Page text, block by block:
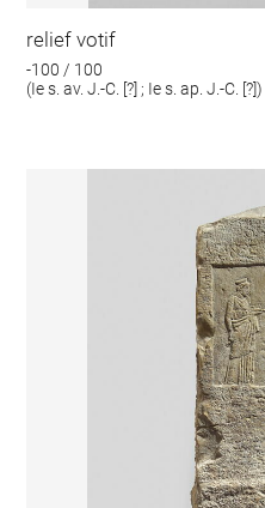
relief votif
-100 / 100
(Ie s. av. J.-C. [?] ; Ie s. ap. J.-C. [?])